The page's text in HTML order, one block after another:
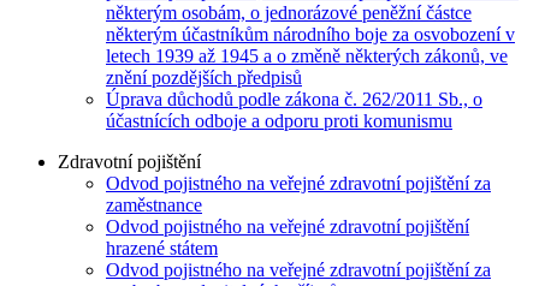
některým osobám, o jednorázové peněžní částce
některým účastníkům národního boje za osvobození v
letech 1939 až 1945 a o změně některých zákonů, ve
znění pozdějších předpisů
Úprava důchodů podle zákona č. 262/2011 Sb., o
účastnících odboje a odporu proti komunismu
Zdravotní pojištění
Odvod pojistného na veřejné zdravotní pojištění za
zaměstnance
Odvod pojistného na veřejné zdravotní pojištění
hrazené státem
Odvod pojistného na veřejné zdravotní pojištění za